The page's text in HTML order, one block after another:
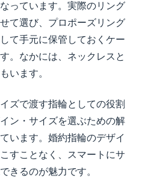
っています。実際のリング
て選び、プロポーズリング
て手元に保管しておくケー
。なかには、ネックレスと
います。
ズで渡す指輪としての役割
ン・サイズを選ぶための解
います。婚約指輪のデザイ
すことなく、スマートにサ
きるのが魅力です。